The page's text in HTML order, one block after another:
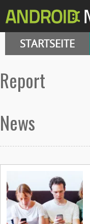
STARTSEITE
report
News